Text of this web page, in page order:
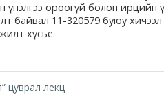
ороогүй болон ирцийн
байвал 11-320579 буюу
хүсье.
цуврал лекц